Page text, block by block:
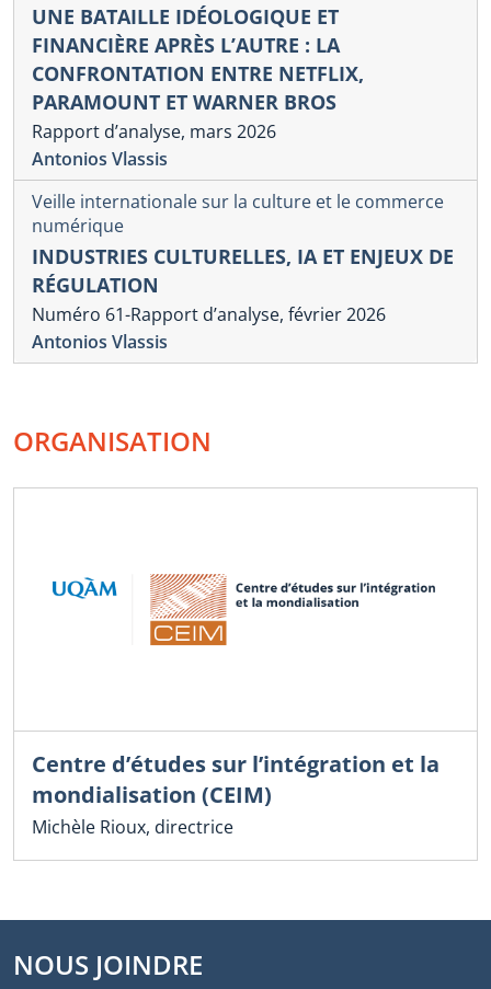
UNE BATAILLE IDÉOLOGIQUE ET
FINANCIÈRE APRÈS L’AUTRE : LA
CONFRONTATION ENTRE NETFLIX,
PARAMOUNT ET WARNER BROS
Rapport d’analyse, mars 2026
Antonios Vlassis
Veille internationale sur la culture et le commerce
numérique
INDUSTRIES CULTURELLES, IA ET ENJEUX DE
RÉGULATION
Numéro 61-Rapport d’analyse, février 2026
Antonios Vlassis
ORGANISATION
Centre d’études sur l’intégration et la
mondialisation (CEIM)
Michèle Rioux, directrice
NOUS JOINDRE